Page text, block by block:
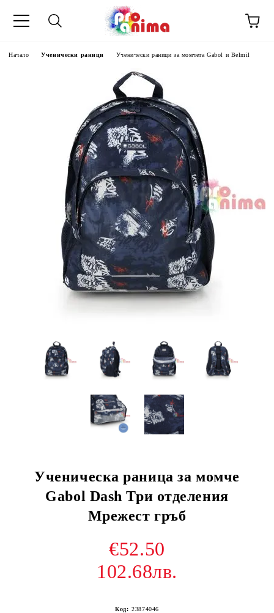
Начало Ученически раници Ученически раници за момчета Gabol и Belmil
Ученическа раница за момче
Gabol Dash Три отделения
Мрежест гръб
€52.50
102.68лв.
Код: 23874046